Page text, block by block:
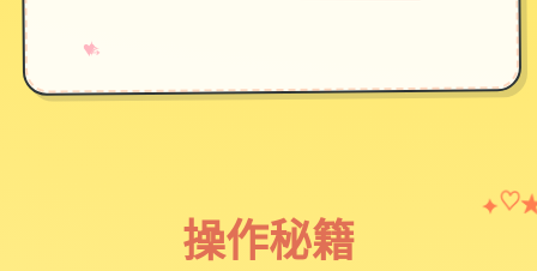
♥
✧
→
操作秘籍
✦♡